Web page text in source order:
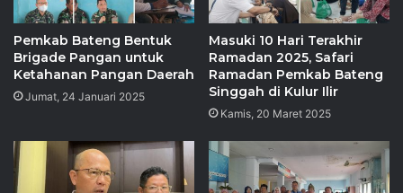
Pemkab Bateng Bentuk
Brigade Pangan untuk
Ketahanan Pangan Daerah
Jumat, 24 Januari 2025
Masuki 10 Hari Terakhir
Ramadan 2025, Safari
Ramadan Pemkab Bateng
Singgah di Kulur Ilir
Kamis, 20 Maret 2025